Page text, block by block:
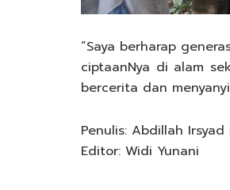
“Saya berharap
ciptaanNya di alam
bercerita dan
Penulis: Abdillah Irsyad
Editor: Widi Yunani